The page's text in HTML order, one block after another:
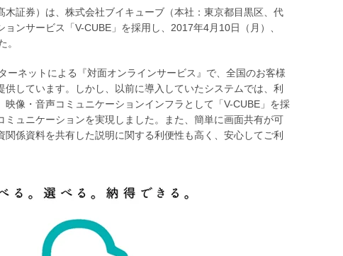
証券）は、株式会社ブイキューブ（本社：東京都目黒区、代
ンサービス「V-CUBE」を採用し、2017年4月10日（月）、
。
ネットによる『対面オンラインサービス』で、全国のお客様
しています。しかし、以前に導入していたシステムでは、利
像・音声コミュニケーションインフラとして「V-CUBE」を採
ュニケーションを実現しました。また、簡単に画面共有が可
係資料を共有した説明に関する利便性も高く、安心してご利